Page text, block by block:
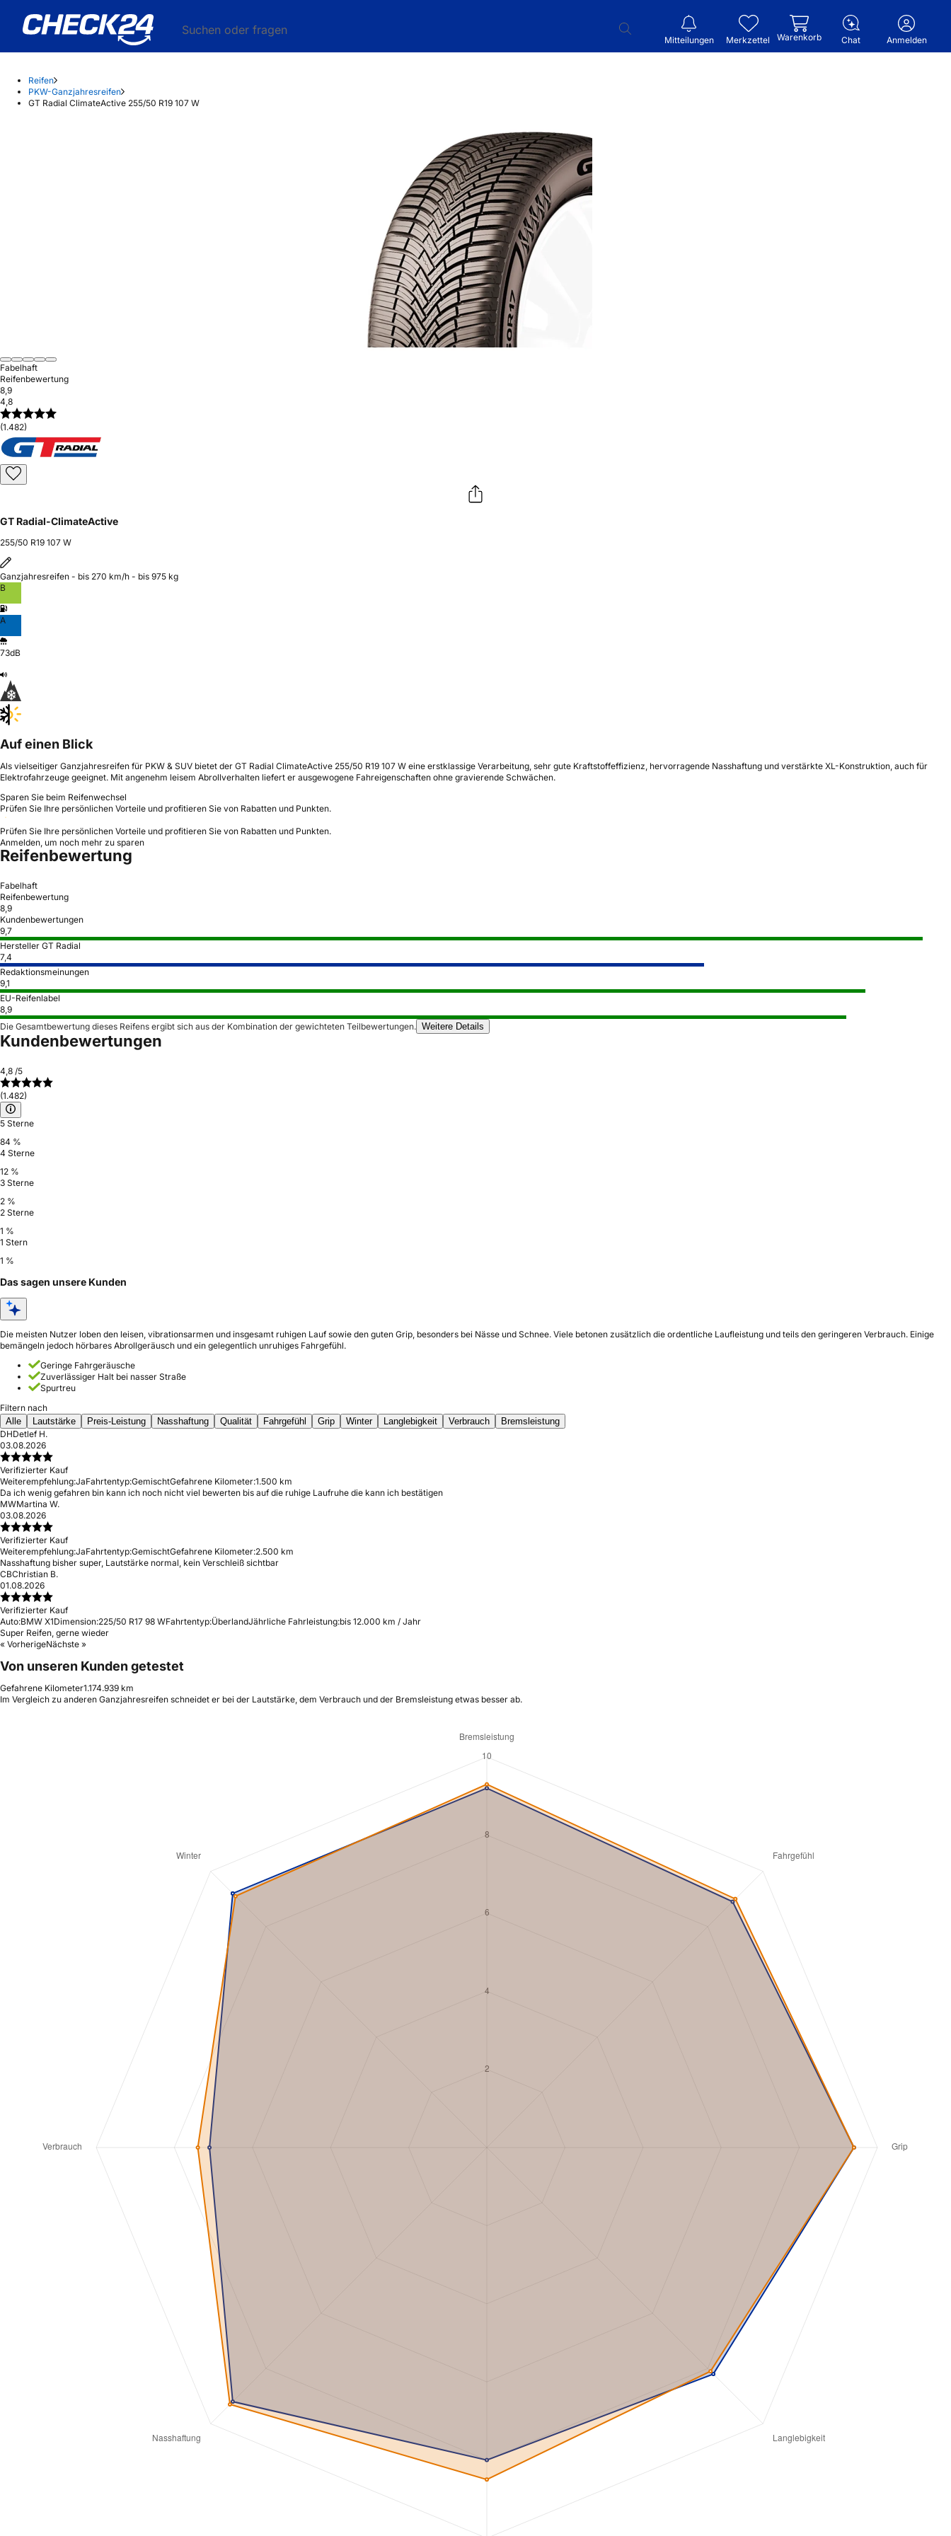
Suchen oder fragen
Mitteilungen Merkzettel Warenkorb Chat Anmelden
Reifen
PKW-Ganzjahresreifen
GT Radial ClimateActive 255/50 R19 107 W
Fabelhaft
Reifenbewertung
8,9
4,8
(1.482)
GT Radial-ClimateActive
255/50 R19 107 W
Ganzjahresreifen - bis 270 km/h - bis 975 kg
B
A
73dB
Auf einen Blick
Als vielseitiger Ganzjahresreifen für PKW & SUV bietet der GT Radial ClimateActive 255/50 R19 107 W eine erstklassige Verarbeitung, sehr gute Kraftstoffeffizienz, hervorragende Nasshaftung und verstärkte XL-Konstruktion, auch für
Elektrofahrzeuge geeignet. Mit angenehm leisem Abrollverhalten liefert er ausgewogene Fahreigenschaften ohne gravierende Schwächen.
Sparen Sie beim Reifenwechsel
Prüfen Sie Ihre persönlichen Vorteile und profitieren Sie von Rabatten und Punkten.
Prüfen Sie Ihre persönlichen Vorteile und profitieren Sie von Rabatten und Punkten.
Anmelden, um noch mehr zu sparen
Reifenbewertung
Fabelhaft
Reifenbewertung
8,9
Kundenbewertungen
9,7
Hersteller GT Radial
7,4
Redaktionsmeinungen
9,1
EU-Reifenlabel
8,9
Die Gesamtbewertung dieses Reifens ergibt sich aus der Kombination der gewichteten Teilbewertungen. Weitere Details
Kundenbewertungen
4,8 /5
(1.482)
5 Sterne
84 %
4 Sterne
12 %
3 Sterne
2 %
2 Sterne
1 %
1 Stern
1 %
Das sagen unsere Kunden
Die meisten Nutzer loben den leisen, vibrationsarmen und insgesamt ruhigen Lauf sowie den guten Grip, besonders bei Nässe und Schnee. Viele betonen zusätzlich die ordentliche Laufleistung und teils den geringeren Verbrauch. Einige
bemängeln jedoch hörbares Abrollgeräusch und ein gelegentlich unruhiges Fahrgefühl.
Geringe Fahrgeräusche
Zuverlässiger Halt bei nasser Straße
Spurtreu
Filtern nach
Alle
Lautstärke Preis-Leistung Nasshaftung Qualität Fahrgefühl Grip Winter Langlebigkeit Verbrauch
Bremsleistung
DHDetlef H.
03.08.2026
Verifizierter Kauf
Weiterempfehlung:JaFahrtentyp:GemischtGefahrene Kilometer:1.500 km
Da ich wenig gefahren bin kann ich noch nicht viel bewerten bis auf die ruhige Laufruhe die kann ich bestätigen
MWMartina W.
03.08.2026
Verifizierter Kauf
Weiterempfehlung:JaFahrtentyp:GemischtGefahrene Kilometer:2.500 km
Nasshaftung bisher super, Lautstärke normal, kein Verschleiß sichtbar
CBChristian B.
01.08.2026
Verifizierter Kauf
Auto:BMW X1Dimension:225/50 R17 98 WFahrtentyp:ÜberlandJährliche Fahrleistung:bis 12.000 km / Jahr
Super Reifen, gerne wieder
« VorherigeNächste »
Von unseren Kunden getestet
Gefahrene Kilometer1.174.939 km
Im Vergleich zu anderen Ganzjahresreifen schneidet er bei der Lautstärke, dem Verbrauch und der Bremsleistung etwas besser ab.